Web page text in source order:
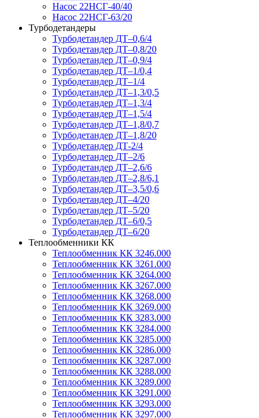
Насос 22НСГ-40/40
Насос 22НСГ-63/20
Турбодетандеры
Турбодетандер ДТ–0,6/4
Турбодетандер ДТ–0,8/20
Турбодетандер ДТ–0,9/4
Турбодетандер ДТ–1/0,4
Турбодетандер ДТ–1/4
Турбодетандер ДТ–1,3/0,5
Турбодетандер ДТ–1,3/4
Турбодетандер ДТ–1,5/4
Турбодетандер ДТ–1,8/0,7
Турбодетандер ДТ–1,8/20
Турбодетандер ДТ-2/4
Турбодетандер ДТ–2/6
Турбодетандер ДТ–2,6/6
Турбодетандер ДТ–2,8/6,1
Турбодетандер ДТ–3,5/0,6
Турбодетандер ДТ–4/20
Турбодетандер ДТ–5/20
Турбодетандер ДТ–6/0,5
Турбодетандер ДТ–6/20
Теплообменники КК
Теплообменник КК 3246.000
Теплообменник КК 3261.000
Теплообменник КК 3264.000
Теплообменник КК 3267.000
Теплообменник КК 3268.000
Теплообменник КК 3269.000
Теплообменник КК 3283.000
Теплообменник КК 3284.000
Теплообменник КК 3285.000
Теплообменник КК 3286.000
Теплообменник КК 3287.000
Теплообменник КК 3288.000
Теплообменник КК 3289.000
Теплообменник КК 3291.000
Теплообменник КК 3293.000
Теплообменник КК 3297.000